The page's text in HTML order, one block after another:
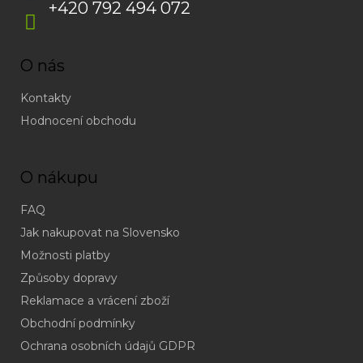
+420 792 494 072
O nás
Kontakty
Hodnocení obchodu
O nákupu
FAQ
Jak nakupovat na Slovensko
Možnosti platby
Způsoby dopravy
Reklamace a vrácení zboží
Obchodní podmínky
Ochrana osobních údajů GDPR
(odpověď
do